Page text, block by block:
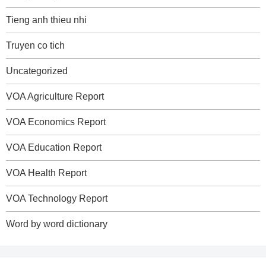
Tieng anh thieu nhi
Truyen co tich
Uncategorized
VOA Agriculture Report
VOA Economics Report
VOA Education Report
VOA Health Report
VOA Technology Report
Word by word dictionary